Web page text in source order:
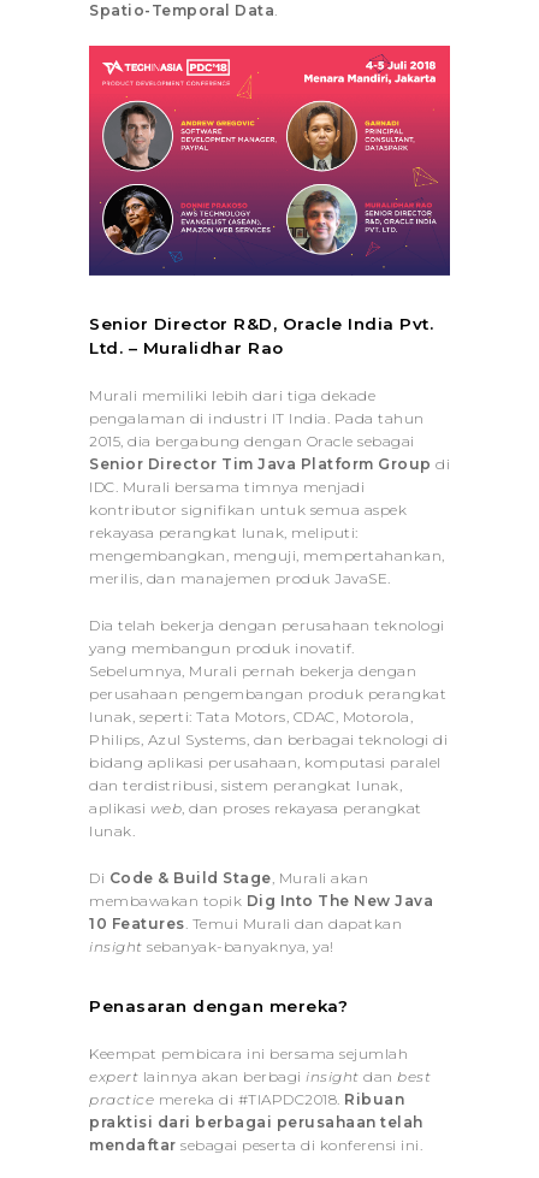
Spatio-Temporal Data.
Senior Director R&D, Oracle India Pvt.
Ltd. – Muralidhar Rao
Murali memiliki lebih dari tiga dekade
pengalaman di industri IT India. Pada tahun
2015, dia bergabung dengan Oracle sebagai
Senior Director Tim Java Platform Group di
IDC. Murali bersama timnya menjadi
kontributor signifikan untuk semua aspek
rekayasa perangkat lunak, meliputi:
mengembangkan, menguji, mempertahankan,
merilis, dan manajemen produk JavaSE.
Dia telah bekerja dengan perusahaan teknologi
yang membangun produk inovatif.
Sebelumnya, Murali pernah bekerja dengan
perusahaan pengembangan produk perangkat
lunak, seperti: Tata Motors, CDAC, Motorola,
Philips, Azul Systems, dan berbagai teknologi di
bidang aplikasi perusahaan, komputasi paralel
dan terdistribusi, sistem perangkat lunak,
aplikasi web, dan proses rekayasa perangkat
lunak.
Di Code & Build Stage, Murali akan
membawakan topik Dig Into The New Java
10 Features. Temui Murali dan dapatkan
insight sebanyak-banyaknya, ya!
Penasaran dengan mereka?
Keempat pembicara ini bersama sejumlah
expert lainnya akan berbagi insight dan best
practice mereka di #TIAPDC2018. Ribuan
praktisi dari berbagai perusahaan telah
mendaftar sebagai peserta di konferensi ini.